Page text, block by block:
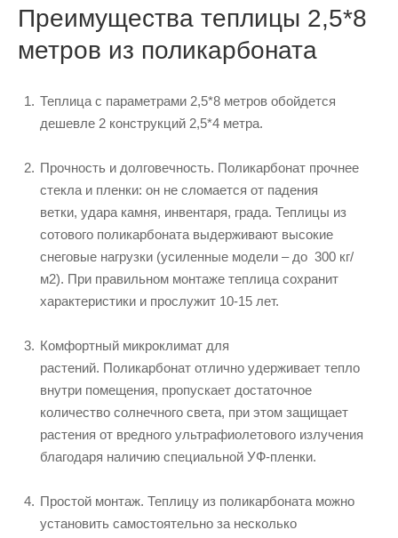
Преимущества теплицы 2,5*8
метров из поликарбоната
Теплица с параметрами 2,5*8 метров обойдется
дешевле 2 конструкций 2,5*4 метра.
Прочность и долговечность. Поликарбонат прочнее
стекла и пленки: он не сломается от падения
ветки, удара камня, инвентаря, града. Теплицы из
сотового поликарбоната выдерживают высокие
снеговые нагрузки (усиленные модели – до 300 кг/
м2). При правильном монтаже теплица сохранит
характеристики и прослужит 10-15 лет.
Комфортный микроклимат для
растений. Поликарбонат отлично удерживает тепло
внутри помещения, пропускает достаточное
количество солнечного света, при этом защищает
растения от вредного ультрафиолетового излучения
благодаря наличию специальной УФ-пленки.
Простой монтаж. Теплицу из поликарбоната можно
установить самостоятельно за несколько